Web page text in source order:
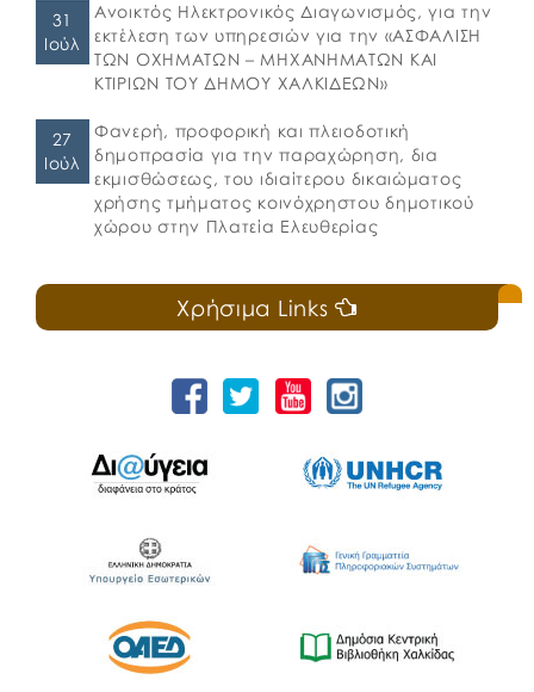
31
Ιούλ
Ανοικτός Ηλεκτρονικός Διαγωνισμός, για την
εκτέλεση των υπηρεσιών για την «ΑΣΦΑΛΙΣΗ
ΤΩΝ ΟΧΗΜΑΤΩΝ – ΜΗΧΑΝΗΜΑΤΩΝ ΚΑΙ
ΚΤΙΡΙΩΝ ΤΟΥ ΔΗΜΟΥ ΧΑΛΚΙΔΕΩΝ»
27
Ιούλ
Φανερή, προφορική και πλειοδοτική
δημοπρασία για την παραχώρηση, δια
εκμισθώσεως, του ιδιαίτερου δικαιώματος
χρήσης τμήματος κοινόχρηστου δημοτικού
χώρου στην Πλατεία Ελευθερίας
Χρήσιμα Links